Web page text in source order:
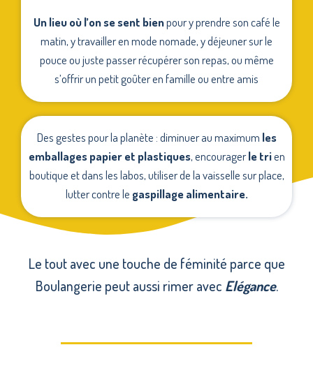
Un lieu où l’on se sent bienpour y prendre son café le
matin, y travailler en mode nomade, y déjeuner sur le
pouce ou juste passer récupérer son repas, ou même
s’offrir un petit goûter en famille ou entre amis
Des gestes pour la planète : diminuer au maximum les
emballages papier et plastiques, encouragerle trien
boutique et dans les labos, utiliser de la vaisselle sur place,
lutter contre le gaspillage alimentaire.
Le tout avec une touche de féminité parce que
Boulangerie peut aussi rimer avec Elégance.